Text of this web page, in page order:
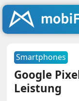
Smartphones
Google
Leistung